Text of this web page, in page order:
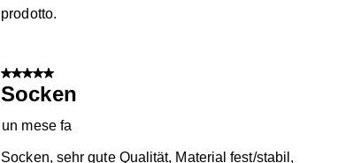
prodotto.
5 su 5 stelle.
Socken
un mese fa
Socken, sehr gute Qualität, Material fest/stabil,